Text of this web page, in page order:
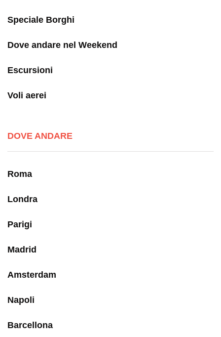
Speciale Borghi
Dove andare nel Weekend
Escursioni
Voli aerei
DOVE ANDARE
Roma
Londra
Parigi
Madrid
Amsterdam
Napoli
Barcellona